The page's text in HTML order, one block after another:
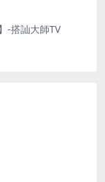
-搭訕大師TV